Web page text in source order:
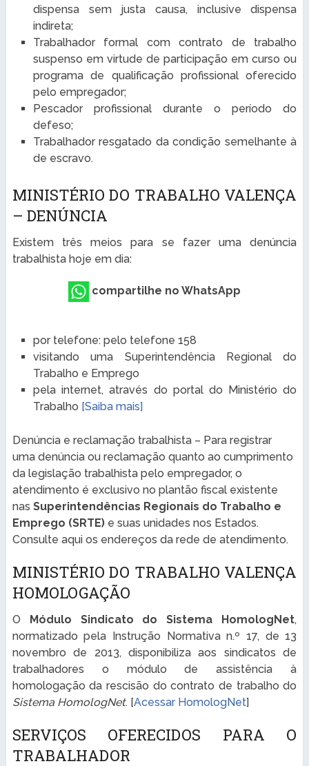
dispensa sem justa causa, inclusive dispensa
indireta;
Trabalhador formal com contrato de trabalho
suspenso em virtude de participação em curso ou
programa de qualificação profissional oferecido
pelo empregador;
Pescador profissional durante o período do
defeso;
Trabalhador resgatado da condição semelhante à
de escravo.
MINISTÉRIO DO TRABALHO VALENÇA
– DENÚNCIA
Existem três meios para se fazer uma denúncia
trabalhista hoje em dia:
compartilhe no WhatsApp
por telefone: pelo telefone 158
visitando uma Superintendência Regional do
Trabalho e Emprego
pela internet, através do portal do Ministério do
Trabalho [Saiba mais]
Denúncia e reclamação trabalhista – Para registrar
uma denúncia ou reclamação quanto ao cumprimento
da legislação trabalhista pelo empregador, o
atendimento é exclusivo no plantão fiscal existente
nas Superintendências Regionais do Trabalho e
Emprego (SRTE)e suas unidades nos Estados.
Consulte aqui os endereços da rede de atendimento.
MINISTÉRIO DO TRABALHO VALENÇA
HOMOLOGAÇÃO
O Módulo Sindicato do Sistema HomologNet,
normatizado pela Instrução Normativa n.º 17, de 13
novembro de 2013, disponibiliza aos sindicatos de
trabalhadores o módulo de assistência à
homologação da rescisão do contrato de trabalho do
Sistema HomologNet. [Acessar HomologNet]
SERVIÇOS OFERECIDOS PARA O
TRABALHADOR